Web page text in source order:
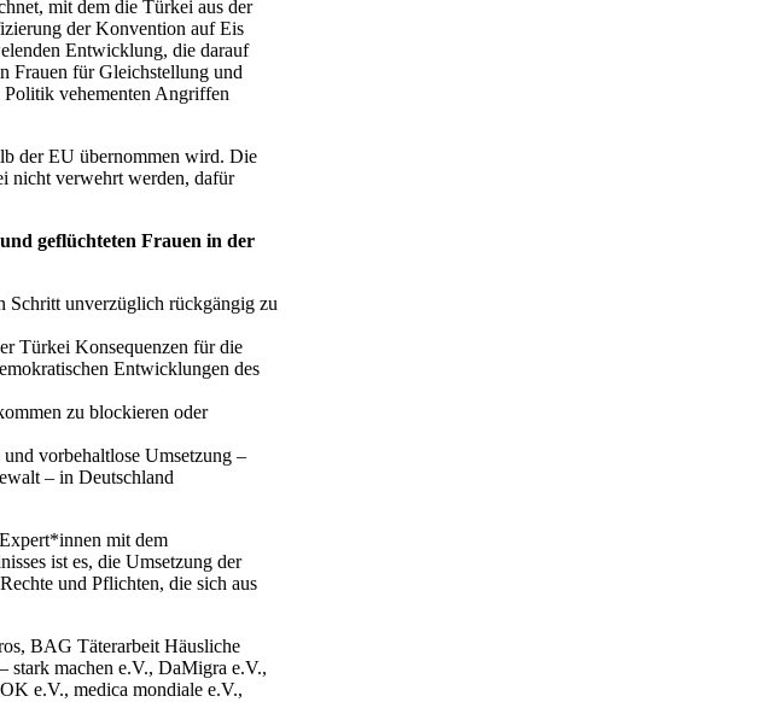
mit dem die Türkei aus der
der Konvention auf Eis
Entwicklung, die darauf
Frauen für Gleichstellung und
Politik vehementen Angriffen
der EU übernommen wird. Die
nicht verwehrt werden, dafür
geflüchteten Frauen in der
Schritt unverzüglich rückgängig zu
Türkei Konsequenzen für die
Entwicklungen des
zu blockieren oder
vorbehaltlose Umsetzung –
– in Deutschland
mit dem
ist es, die Umsetzung der
und Pflichten, die sich aus
BAG Täterarbeit Häusliche
machen e.V., DaMigra e.V.,
e.V., medica mondiale e.V.,